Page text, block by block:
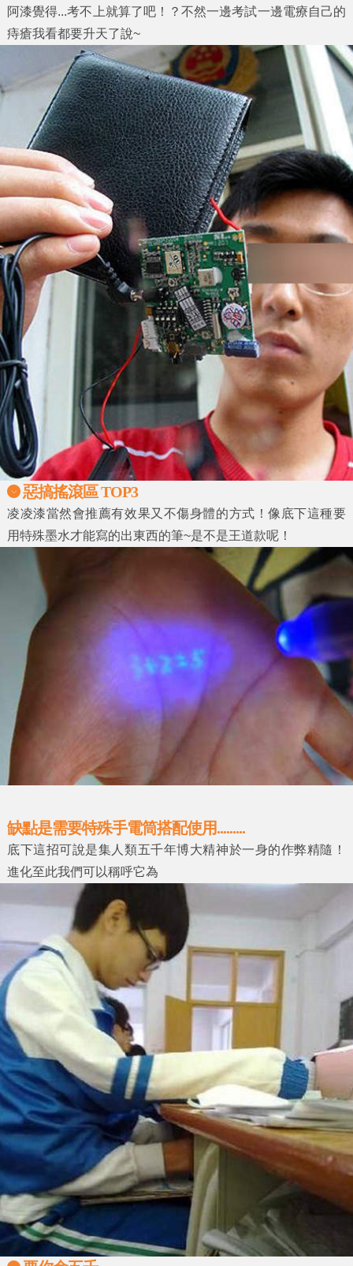
阿漆覺得...考不上就算了吧！？不然一邊考試一邊電療自己的
痔瘡我看都要升天了說~
惡搞搖滾區 TOP3
凌凌漆當然會推薦有效果又不傷身體的方式！像底下這種要
用特殊墨水才能寫的出東西的筆~是不是王道款呢！
缺點是需要特殊手電筒搭配使用.........
底下這招可說是集人類五千年博大精神於一身的作弊精隨！
進化至此我們可以稱呼它為